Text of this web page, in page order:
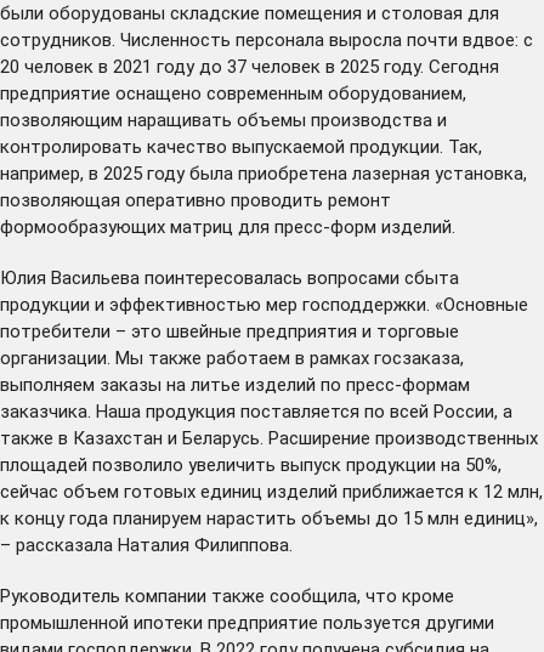
были оборудованы складские помещения и столовая для
сотрудников. Численность персонала выросла почти вдвое: с
20 человек в 2021 году до 37 человек в 2025 году. Сегодня
предприятие оснащено современным оборудованием,
позволяющим наращивать объемы производства и
контролировать качество выпускаемой продукции. Так,
например, в 2025 году была приобретена лазерная установка,
позволяющая оперативно проводить ремонт
формообразующих матриц для пресс-форм изделий.
Юлия Васильева поинтересовалась вопросами сбыта
продукции и эффективностью мер господдержки. «Основные
потребители – это швейные предприятия и торговые
организации. Мы также работаем в рамках госзаказа,
выполняем заказы на литье изделий по пресс-формам
заказчика. Наша продукция поставляется по всей России, а
также в Казахстан и Беларусь. Расширение производственных
площадей позволило увеличить выпуск продукции на 50%,
сейчас объем готовых единиц изделий приближается к 12 млн,
к концу года планируем нарастить объемы до 15 млн единиц»,
– рассказала Наталия Филиппова.
Руководитель компании также сообщила, что кроме
промышленной ипотеки предприятие пользуется другими